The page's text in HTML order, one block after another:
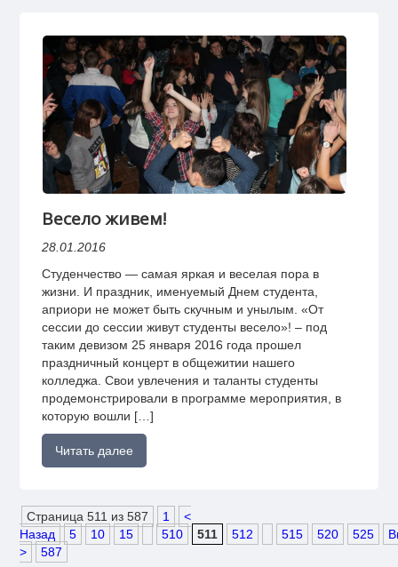
Весело живем!
28.01.2016
Студенчество — самая яркая и веселая пора в
жизни. И праздник, именуемый Днем студента,
априори не может быть скучным и унылым. «От
сессии до сессии живут студенты весело»! – под
таким девизом 25 января 2016 года прошел
праздничный концерт в общежитии нашего
колледжа. Свои увлечения и таланты студенты
продемонстрировали в программе мероприятия, в
которую вошли […]
Читать далее
Страница 511 из 587 1
<
Назад
5 10 15 510 511 512 515 520 525
>
587